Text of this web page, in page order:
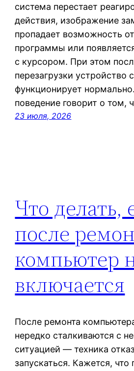
система перестает
действия, изображение
пропадает возможность
программы или
с курсором. При этом
перезагрузки устройство
функционирует
поведение говорит о том,
23 июля, 2026
Что делать,
после
компьютер
включается
После ремонта
нередко сталкиваются с
ситуацией — техника
запускаться. Кажется, что